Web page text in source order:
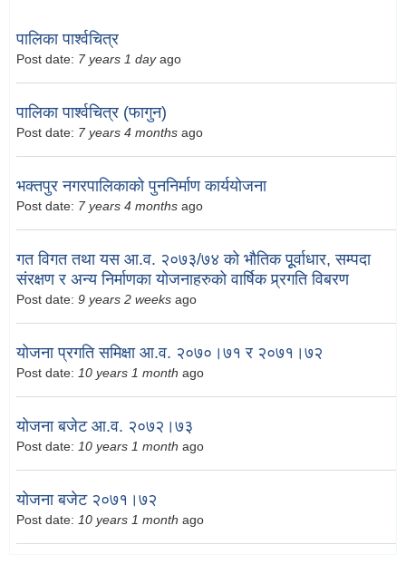
पालिका पार्श्वचित्र
Post date: 7 years 1 dayago
पालिका पार्श्वचित्र (फागुन)
Post date: 7 years 4 months ago
भक्तपुर नगरपालिकाको पुननिर्माण कार्ययोजना
Post date: 7 years 4 months ago
गत विगत तथा यस आ.व. २०७३/७४ को भौतिक पूूर्वाधार, सम्पदा
संरक्षण र अन्य निर्माणका योजनाहरुको वार्षिक प्र्रगति विबरण
Post date: 9 years 2 weeks ago
योजना प्रगति समिक्षा आ.व. २०७०।७१ र २०७१।७२
Post date: 10 years 1 month ago
योजना बजेट आ.व. २०७२।७३
Post date: 10 years 1 month ago
योजना बजेट २०७१।७२
Post date: 10 years 1 month ago